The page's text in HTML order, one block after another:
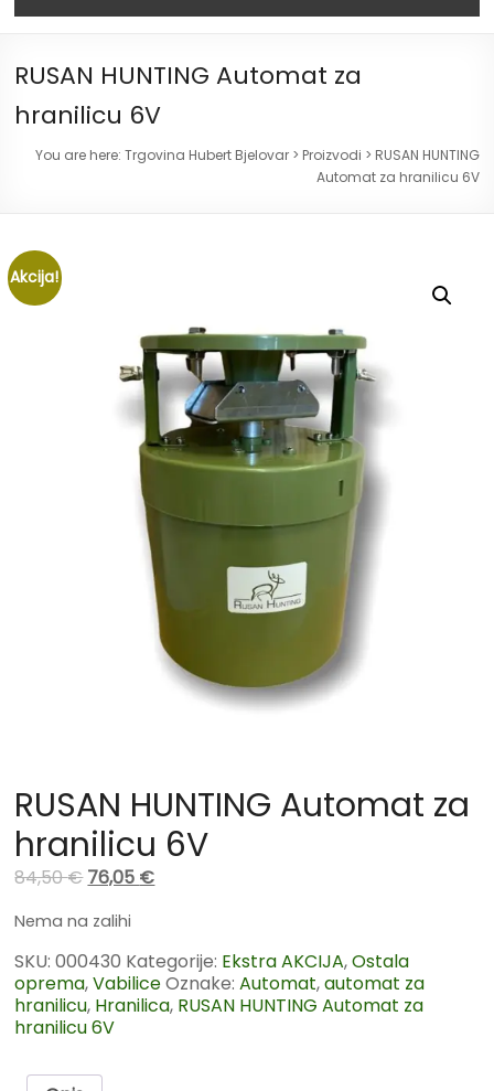
RUSAN HUNTING Automat za
hranilicu 6V
You are here: Trgovina Hubert Bjelovar> Proizvodi > RUSAN HUNTING
Automat za hranilicu 6V
Akcija!
RUSAN HUNTING Automat za
hranilicu 6V
84,50€76,05 €
Nema na zalihi
SKU:000430 Kategorije: Ekstra AKCIJA,Ostala
oprema,VabiliceOznake:Automat,automat za
hranilicu, Hranilica, RUSAN HUNTING Automat za
hranilicu 6V